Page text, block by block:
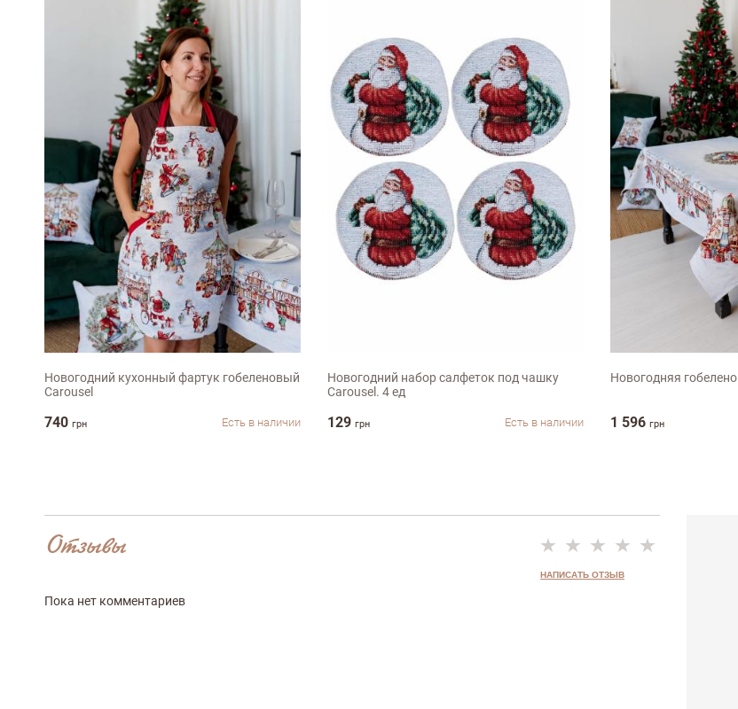
універсальний
Новогодний кухонный фартук гобеленовый
Carousel
740 грн Есть в наличии
Новогодний набор салфеток под чашку
Carousel. 4 ед
129 грн Есть в наличии
Новогодняя
1 596 грн
Отзывы
НАПИСАТЬ ОТЗЫВ
Пока нет комментариев
Оставить отзыв
email
Недостатки